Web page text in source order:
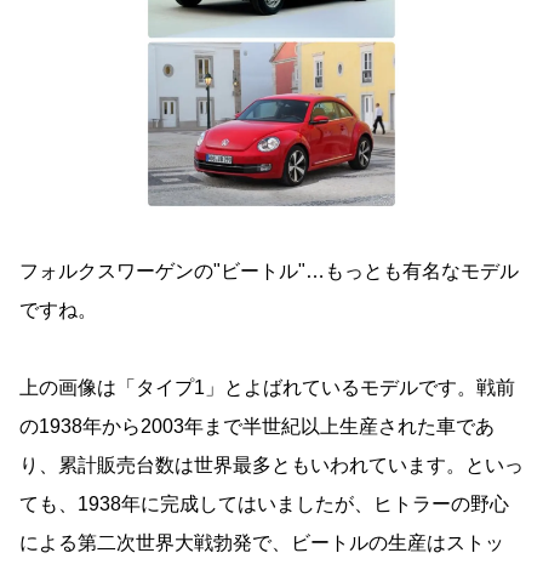
フォルクスワーゲンの"ビートル"…もっとも有名なモデル
ですね。
上の画像は「タイプ1」とよばれているモデルです。戦前
の1938年から2003年まで半世紀以上生産された車であ
り、累計販売台数は世界最多ともいわれています。といっ
ても、1938年に完成してはいましたが、ヒトラーの野心
による第二次世界大戦勃発で、ビートルの生産はストッ